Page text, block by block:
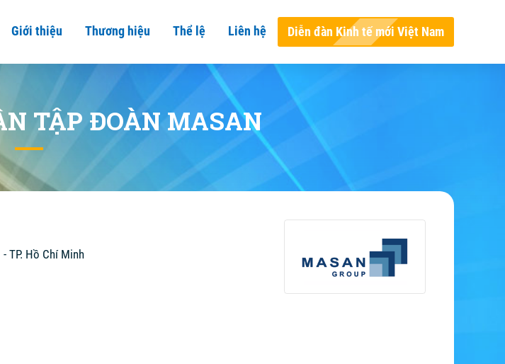
Giới thiệu Thương hiệu Thể lệ Liên hệ Diễn đàn Kinh tế mới Việt Nam
TẬP ĐOÀN MASAN
TP. Hồ Chí Minh